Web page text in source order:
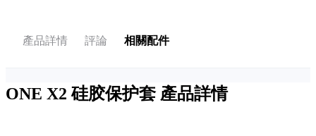
產品詳情 評論 相關配件
ONE X2 硅胶保护套 產品詳情